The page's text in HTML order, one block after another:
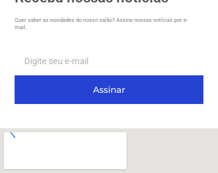
Quer saber as novidades do nosso salão? Assine nossas notícias por e-
mail.
Assinar